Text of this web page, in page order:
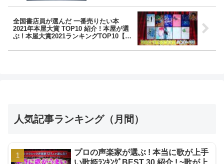
全国書店員が選んだ 一番売りたい本
2021年本屋大賞 TOP10 紹介 ! 本屋が選
ぶ ! 本屋大賞2021ランキングTOP10【王
人気記事ランキング（月間）
プロの声楽家が選ぶ ! 本当に歌が上手
い歌姫ﾗﾝｷﾝｸﾞBEST 30 紹介 ! ~歌が上